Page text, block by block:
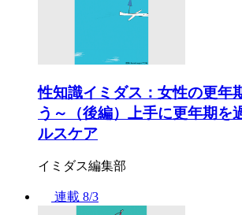
性知識イミダス：女性の更年
う～（後編）上手に更年期を
ルスケア
イミダス編集部
連載 8/3